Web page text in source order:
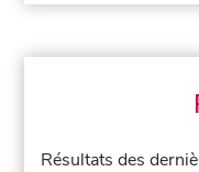
Résultats des